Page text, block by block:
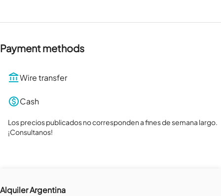
Payment methods
Wire transfer
Cash
Los precios publicados no corresponden a fines de semana largo.
¡Consultanos!
Alquiler Argentina